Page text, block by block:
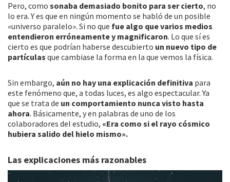
Pero, como sonaba demasiado bonito para ser cierto, no
lo era. Y es que en ningún momento se habló de un posible
«universo paralelo». Si no que fue algo que varios medios
entendieron erróneamente y magnificaron. Lo que sí es
cierto es que podrían haberse descubierto un nuevo tipo de
partículas que cambiase la forma en la que vemos la física.
Sin embargo, aún no hay una explicación definitiva para
este fenómeno que, a todas luces, es algo espectacular. Ya
que se trata de un comportamiento nunca visto hasta
ahora. Básicamente, y en palabras de uno de los
colaboradores del estudio, «Era como si el rayo cósmico
hubiera salido del hielo mismo».
Las explicaciones más razonables